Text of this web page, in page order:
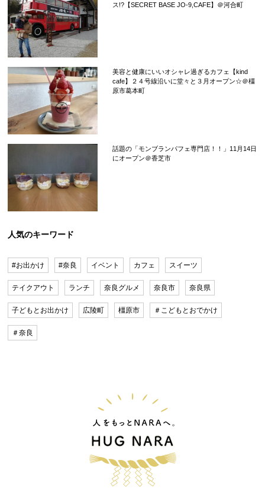
ス!?【SECRET BASE JO-9,CAFE】＠河合町
美容と健康にいいオシャレ過ぎるカフェ【kind
cafe】２４号線沿いに堂々と３月オープン☆＠橿
原市葛本町
話題の「モンブランパフェ専門店！！」11月14日
にオープン＠香芝市
人気のキーワード
#お出かけ #奈良 イベント カフェ スイーツ
テイクアウト ランチ 奈良グルメ 奈良市 奈良県
子どもとお出かけ 広陵町 橿原市 ＃こどもとおでかけ
＃奈良